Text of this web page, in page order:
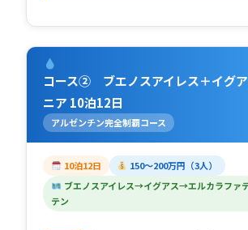
コース② ブエノスアイレス＋イグ
ニア 10泊12日
アルゼンチン完全制覇コース
10泊12日
150〜200万円（3人）
ブエノスアイレス→イグアス→エルカラファ
テン